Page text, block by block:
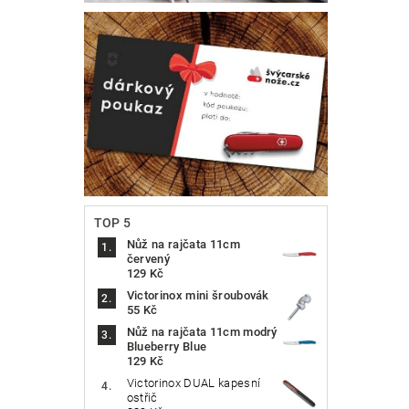
TOP 5
Nůž na rajčata 11cm
červený
129 Kč
Victorinox mini šroubovák
55 Kč
Nůž na rajčata 11cm modrý
Blueberry Blue
129 Kč
Victorinox DUAL kapesní
ostřič